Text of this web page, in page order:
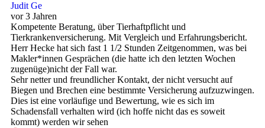
Judit Ge
vor 3 Jahren
Kompetente Beratung, über Tierhaftpflicht und
Tierkrankenversicherung. Mit Vergleich und Erfahrungsbericht.
Herr Hecke hat sich fast 1 1/2 Stunden Zeitgenommen, was bei
Makler*innen Gesprächen (die hatte ich den letzten Wochen
zugenüge)nicht der Fall war.
Sehr netter und freundlicher Kontakt, der nicht versucht auf
Biegen und Brechen eine bestimmte Versicherung aufzuzwingen.
Dies ist eine vorläufige und Bewertung, wie es sich im
Schadensfall verhalten wird (ich hoffe nicht das es soweit
kommt) werden wir sehen